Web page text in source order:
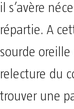
il s’avère
répartie. A
sourde
relecture du
trouver une